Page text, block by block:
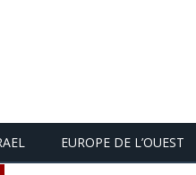
EUROPE DE L’OUEST